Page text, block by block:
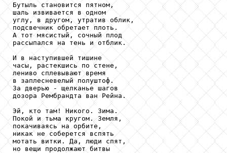
Бутыль становится пятном,
шаль извивается в одном
углу, в другом, утратив облик,
подсвечник обретает плоть.
А тот мясистый, сочный плод
рассыпался на тень и отблик.
И в наступившей тишине
часы, растекшись по стене,
лениво сплевывают время
в заплесневелый полуштоф.
За дверью - щелканье шагов
дозора Рембрандта ван Рейна.
Эй, кто там! Никого. Зима.
Покой и тьма кругом. Земля,
покачиваясь на орбите,
никак не соберется вспять
мотать витки. Да, люди спят,
но вещи продолжают битвы